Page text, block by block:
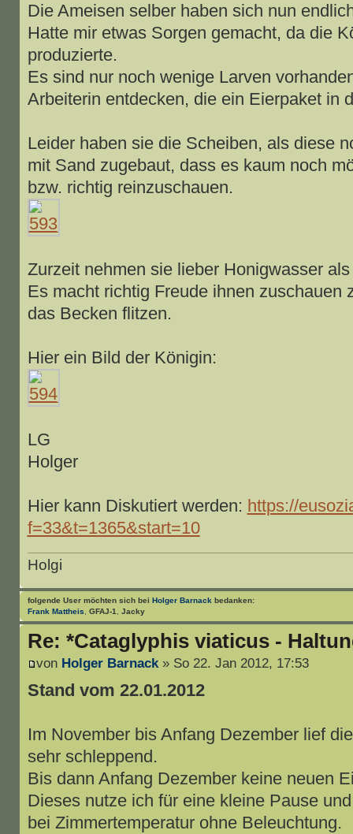
Die Ameisen selber haben sich nun
Hatte mir etwas Sorgen gemacht, da die
produzierte.
Es sind nur noch wenige Larven
Arbeiterin entdecken, die ein Eierpaket in
Leider haben sie die Scheiben, als diese
mit Sand zugebaut, dass es kaum noch
bzw. richtig reinzuschauen.
Zurzeit nehmen sie lieber Honigwasser
Es macht richtig Freude ihnen zuschauen
das Becken flitzen.
Hier ein Bild der Königin:
LG
Holger
Hier kann Diskutiert werden: https://
f=33&t=1365&start=10
Holgi
folgende User möchten sich bei Holger Barnack bedanken:
Frank Mattheis
GFAJ-1 Jacky
Re: *Cataglyphis viaticus -
von Holger Barnack» So 22. Jan 2012, 17:53
Stand vom 22.01.2012
Im November bis Anfang Dezember lief
sehr schleppend.
Bis dann Anfang Dezember keine neuen
Dieses nutze ich für eine kleine Pause
bei Zimmertemperatur ohne Beleuchtung.